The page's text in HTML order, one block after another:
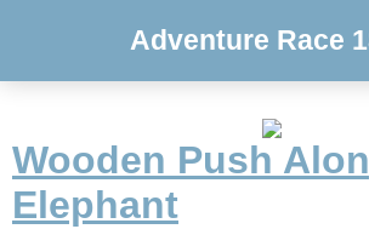
Adventure Race
Wooden Push
Elephant